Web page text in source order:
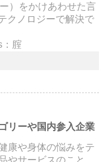
）をかけあわせた言
クノロジーで解決で
腟
リーや国内参入企業
康や身体の悩みをテ
やサービスのこと